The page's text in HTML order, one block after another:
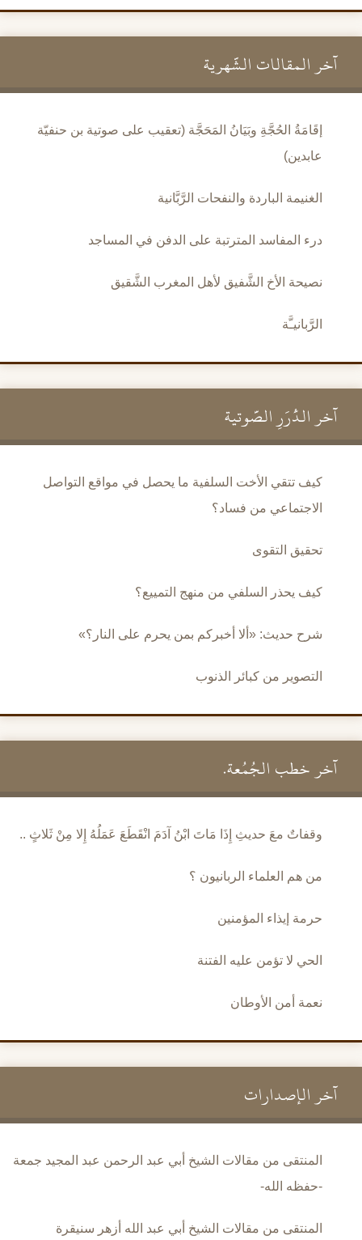
آخر المقالات الشَّهرية
إقَامَةُ الحُجَّةِ وبَيَانُ المَحَجَّة (تعقيب على صوتية بن حنفيّة
عابدين)
الغنيمة الباردة والنفحات الرَّبَّانية
درء المفاسد المترتبة على الدفن في المساجد
نصيحة الأخ الشَّفيق لأهل المغرب الشَّقيق
الرَّبانيـَّة
آخر الدُّرَرِ الصَّوتية
كيف تتقي الأخت السلفية ما يحصل في مواقع التواصل
الاجتماعي من فساد؟
تحقيق التقوى
كيف يحذر السلفي من منهج التمييع؟
شرح حديث: «ألا أخبركم بمن يحرم على النار؟»
التصوير من كبائر الذنوب
آخر خطب الجُمُعة.
وقفاتٌ معَ حديثِ إِذَا مَاتَ ابْنُ آدَمَ انْقَطَعَ عَمَلُهُ إِلا مِنْ ثَلاثٍ ..
من هم العلماء الربانيون ؟
حرمة إيذاء المؤمنين
الحي لا تؤمن عليه الفتنة
نعمة أمن الأوطان
آخر الإصدارات
المنتقى من مقالات الشيخ أبي عبد الرحمن عبد المجيد جمعة
-حفظه الله-
المنتقى من مقالات الشيخ أبي عبد الله أزهر سنيقرة